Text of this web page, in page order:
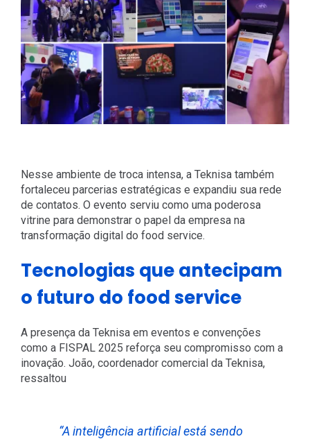
Nesse ambiente de troca intensa, a Teknisa também
fortaleceu parcerias estratégicas e expandiu sua rede
de contatos. O evento serviu como uma poderosa
vitrine para demonstrar o papel da empresa na
transformação digital do food service.
Tecnologias que antecipam
o futuro do food service
A presença da Teknisa em eventos e convenções
como a FISPAL 2025 reforça seu compromisso com a
inovação. João, coordenador comercial da Teknisa,
ressaltou
“A inteligência artificial está sendo